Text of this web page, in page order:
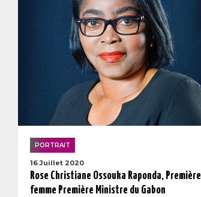
PORTRAIT
16 Juillet 2020
Rose Christiane Ossouka Raponda, Première
femme Première Ministre du Gabon